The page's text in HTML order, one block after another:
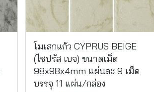
โมเสกแก้ว CYPRUS BEIGE
(ไซปรัส เบจ) ขนาดเม็ด
98x98x4mm แผ่นละ 9 เม็ด
บรรจุ 11 แผ่น/กล่อง